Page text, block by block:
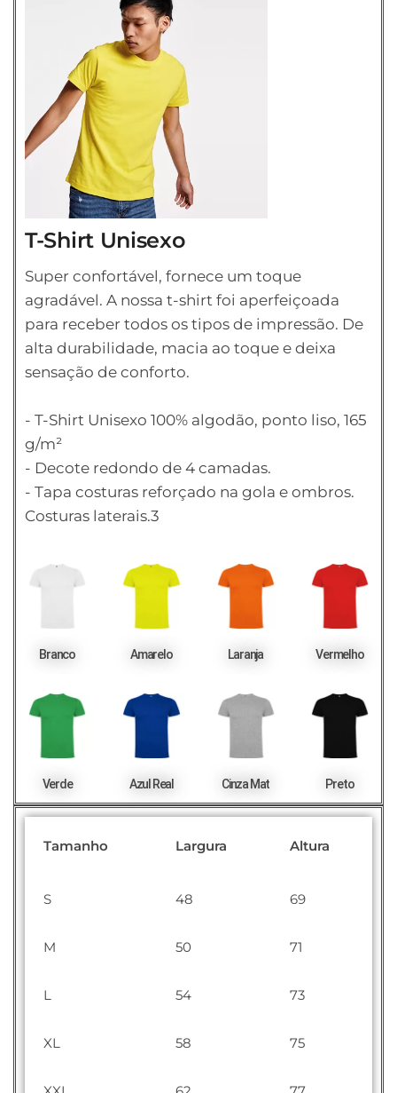
T-Shirt Unisexo
Super confortável, fornece um toque
agradável. A nossa t-shirt foi aperfeiçoada
para receber todos os tipos de impressão. De
alta durabilidade, macia ao toque e deixa
sensação de conforto.
- T-Shirt Unisexo 100% algodão, ponto liso, 165
g/m²
- Decote redondo de 4 camadas.
- Tapa costuras reforçado na gola e ombros.
Costuras laterais.3
Branco Amarelo Laranja Vermelho
Verde Azul Real Cinza Mat Preto
Tamanho Largura Altura
S 48 69
M 50 71
L 54 73
XL 58 75